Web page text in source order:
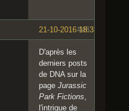
#46
21-10-2016 18:33:57
D'après les
derniers posts
de DNA sur la
page Jurassic
Park Fictions
l'intrigue de